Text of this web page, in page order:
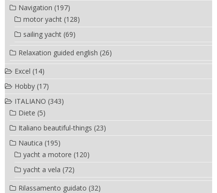
Navigation (197)
motor yacht (128)
sailing yacht (69)
Relaxation guided english (26)
Excel (14)
Hobby (17)
ITALIANO (343)
Diete (5)
Italiano beautiful-things (23)
Nautica (195)
yacht a motore (120)
yacht a vela (72)
Rilassamento guidato (32)